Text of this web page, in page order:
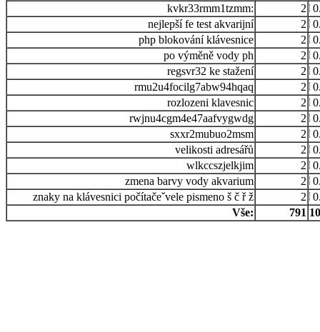
kvkr33rmm1tzmm:
2
nejlepší fe test akvarijní
2
php blokování klávesnice
2
po výměně vody ph
2
regsvr32 ke stažení
2
rmu2u4focilg7abw94hqaq
2
rozlozeni klavesnic
2
rwjnu4cgm4e47aafvygwdg
2
sxxr2mubuo2msm
2
velikosti adresářů
2
wlkccszjelkjim
2
zmena barvy vody akvarium
2
znaky na klávesnici počítačeˇvele pismeno š č ř ž
2
Vše:
791